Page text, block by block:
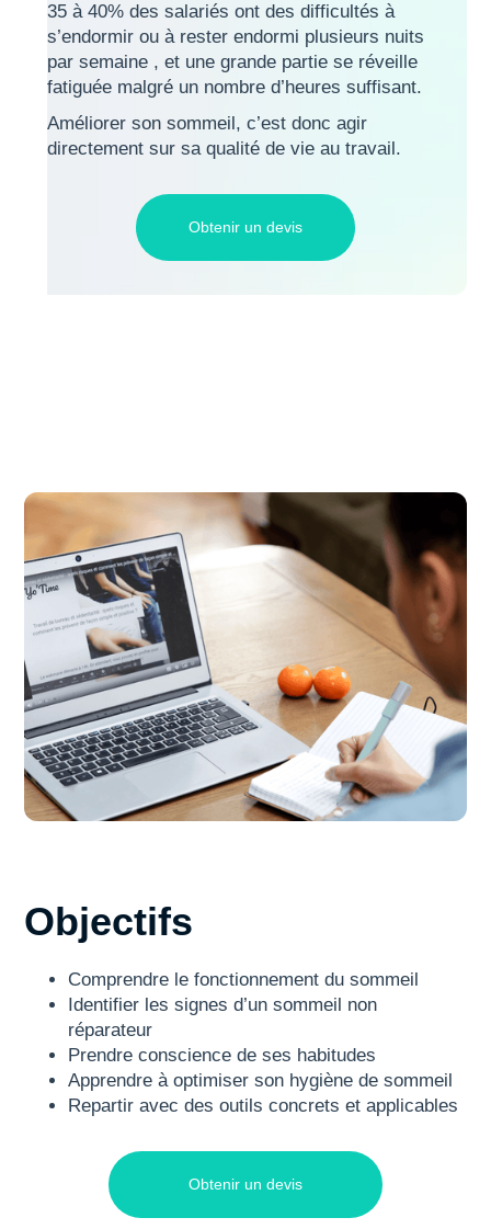
35 à 40% des salariés ont des difficultés à
s’endormir ou à rester endormi plusieurs nuits
par semaine , et une grande partie se réveille
fatiguée malgré un nombre d’heures suffisant.
Améliorer son sommeil, c’est donc agir
directement sur sa qualité de vie au travail.
Obtenir un devis
Objectifs
Comprendre le fonctionnement du sommeil
Identifier les signes d’un sommeil non
réparateur
Prendre conscience de ses habitudes
Apprendre à optimiser son hygiène de sommeil
Repartir avec des outils concrets et applicables
Obtenir un devis